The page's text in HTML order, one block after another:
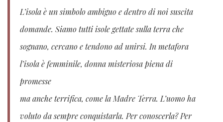
L’isola è un simbolo ambiguo e dentro di noi suscita
domande. Siamo tutti isole gettate sulla terra che
sognano, cercano e tendono ad unirsi. In metafora
l’isola è femminile, donna misteriosa piena di
promesse
ma anche terrifica, come la Madre Terra. L’uomo ha
voluto da sempre conquistarla. Per conoscerla? Per